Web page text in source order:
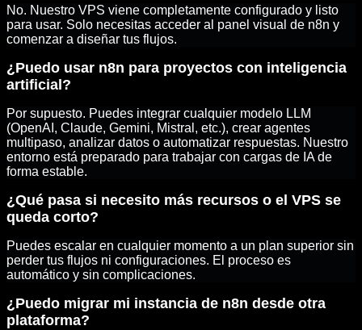
No. Nuestro VPS viene completamente configurado y listo
para usar. Solo necesitas acceder al panel visual de n8n y
comenzar a diseñar tus flujos.
¿Puedo usar n8n para proyectos con inteligencia
artificial?
Por supuesto. Puedes integrar cualquier modelo LLM
(OpenAI, Claude, Gemini, Mistral, etc.), crear agentes
multipaso, analizar datos o automatizar respuestas. Nuestro
entorno está preparado para trabajar con cargas de IA de
forma estable.
¿Qué pasa si necesito más recursos o el VPS se
queda corto?
Puedes escalar en cualquier momento a un plan superior sin
perder tus flujos ni configuraciones. El proceso es
automático y sin complicaciones.
¿Puedo migrar mi instancia de n8n desde otra
plataforma?